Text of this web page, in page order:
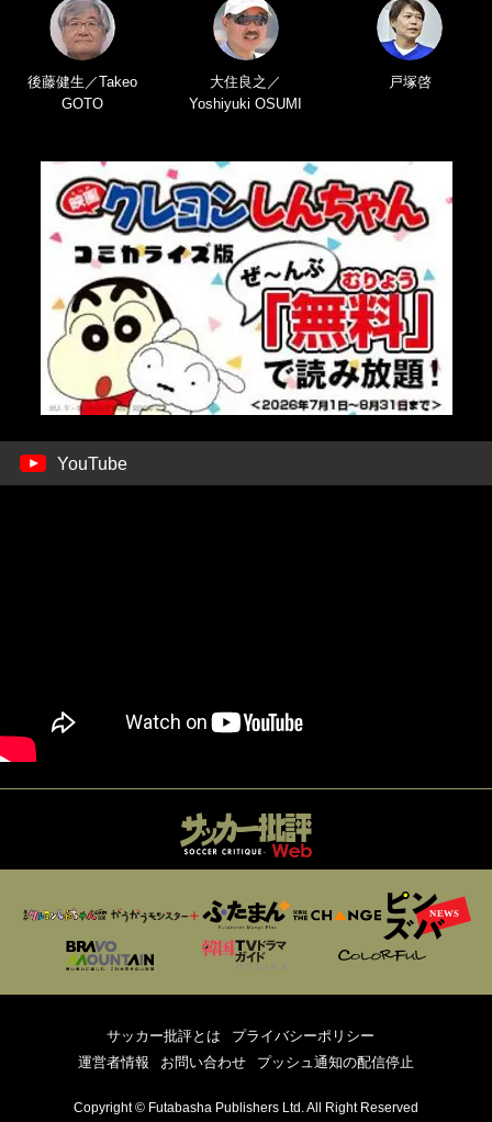
後藤健生／Takeo
GOTO
大住良之／
Yoshiyuki OSUMI
戸塚啓
YouTube
サッカー批評とは
プライバシーポリシー
運営者情報
お問い合わせ プッシュ通知の配信停止
Copyright © Futabasha Publishers Ltd. All Right Reserved